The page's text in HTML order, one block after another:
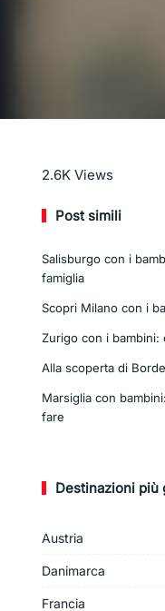
Leggi di più
2.6K Views
Post simili
Salisburgo con i
famiglia
Scopri Milano con i
Zurigo con i bambini:
Alla scoperta di
Marsiglia con
fare
Destinazioni più
Austria
Danimarca
Francia